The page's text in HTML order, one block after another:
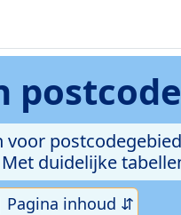
duidelijke
Pagina inhoud ⇵